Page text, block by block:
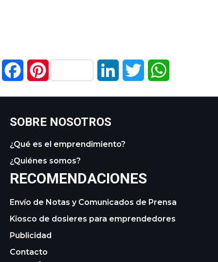
FacebookPinterest LinkedIn Twitter
SOBRE NOSOTROS
¿Qué es el emprendimiento?
¿Quiénes somos?
RECOMENDACIONES
Envío de Notas y Comunicados de Prensa
Kiosco de dosieres para emprendedores
Publicidad
Contacto